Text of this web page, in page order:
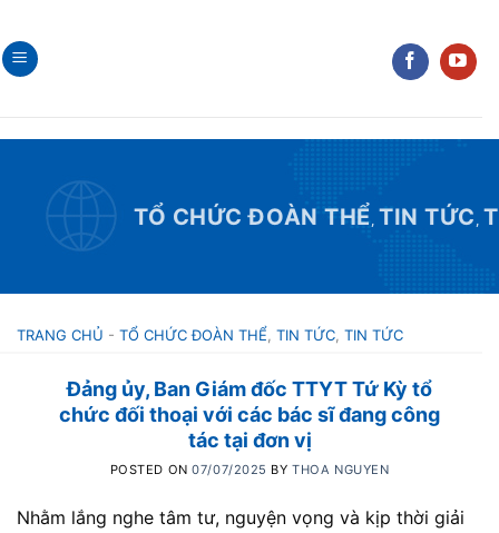
to
content
TỔ CHỨC ĐOÀN THỂ, TIN TỨC ,
TRANG CHỦ - TỔ CHỨC ĐOÀN THỂ TIN TỨC TIN TỨC
Đảng ủy, Ban Giám đốc TTYT Tứ Kỳ tổ
chức đối thoại với các bác sĩ đang công
tác tại đơn vị
POSTED ON07/07/2025 BYTHOA NGUYEN
Nhằm lắng nghe tâm tư, nguyện vọng và kịp thời giải